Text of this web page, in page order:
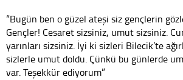
“Bugün ben o güzel ateşi siz gençlerin
Gençler! Cesaret sizsiniz, umut sizsiniz.
yarınları sizsiniz. İyi ki sizleri Bilecik’te
sizlerle umut doldu. Çünkü bu günlerde
var. Teşekkür ediyorum”